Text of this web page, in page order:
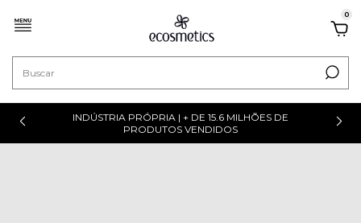
0
INDÚSTRIA PRÓPRIA | + DE 15.6 MILHÕES DE
PRODUTOS VENDIDOS